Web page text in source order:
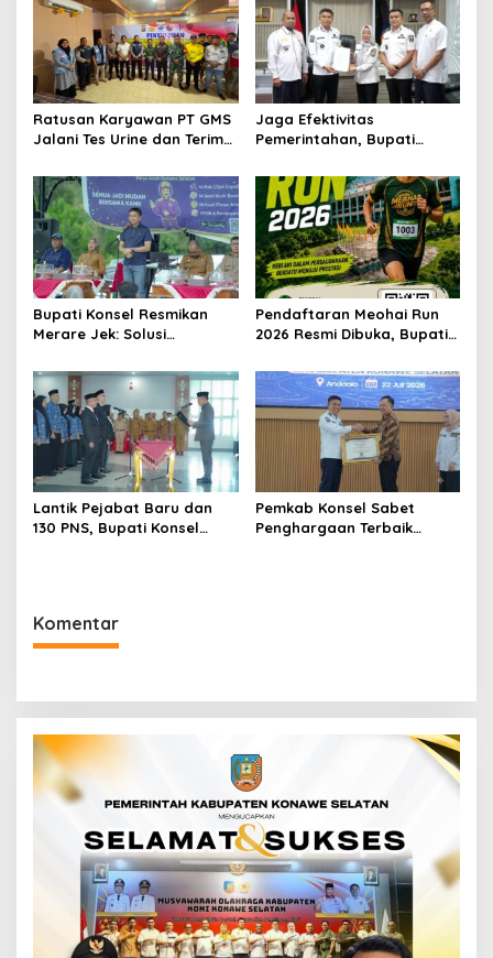
Ratusan Karyawan PT GMS
Jalani Tes Urine dan Terima
Kendari
Jaga Efektivitas
Pemerintahan, Bupati
Tunjuk Narlian Jadi Plh
Sekda
Bupati Konsel Resmikan
Merare Jek: Solusi
Lokal
Pendaftaran Meohai Run
2026 Resmi Dibuka, Bupati
Masyarakat Ramaikan
Event Lari di Konawe
Selatan
Lantik Pejabat Baru dan
130 PNS, Bupati Konsel
Pemkab Konsel Sabet
Penghargaan Terbaik
Komentar